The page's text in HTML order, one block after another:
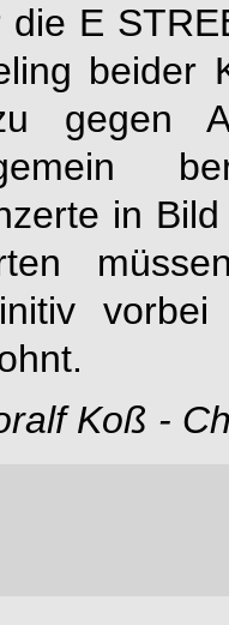
die E
beider
gegen
in
Koß -